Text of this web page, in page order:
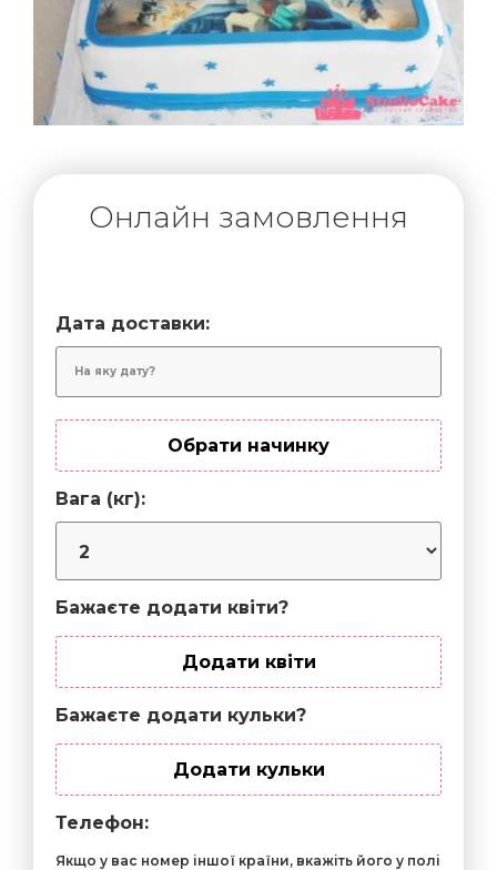
Онлайн замовлення
Дата доставки:
Обрати начинку
Вага (кг):
Бажаєте додати квіти?
Додати квіти
Бажаєте додати кульки?
Додати кульки
Телефон:
Якщо у вас номер іншої країни, вкажіть його у полі